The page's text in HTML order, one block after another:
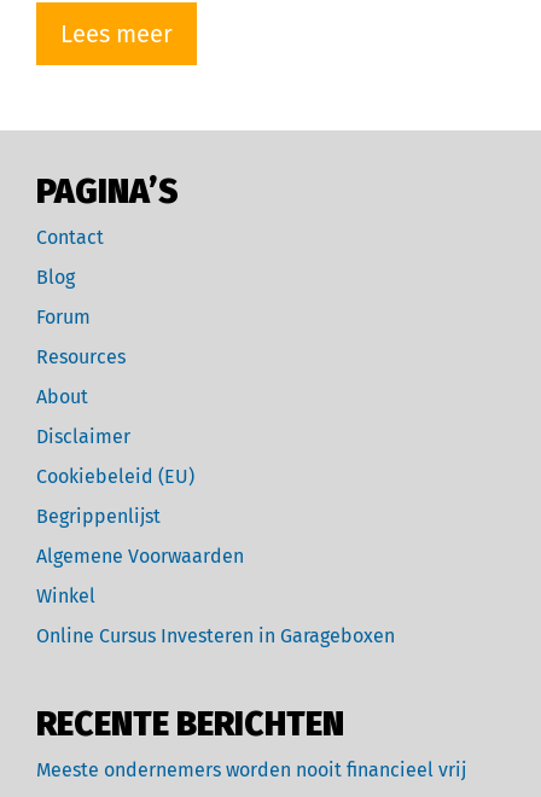
Lees meer
PAGINA’S
Contact
Blog
Forum
Resources
About
Disclaimer
Cookiebeleid (EU)
Begrippenlijst
Algemene Voorwaarden
Winkel
Online Cursus Investeren in Garageboxen
RECENTE BERICHTEN
Meeste ondernemers worden nooit financieel vrij